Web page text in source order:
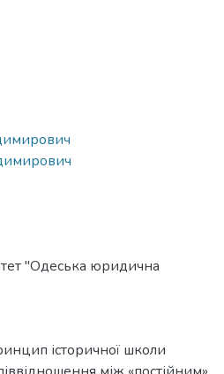
"Одеська юридична
історичної школи